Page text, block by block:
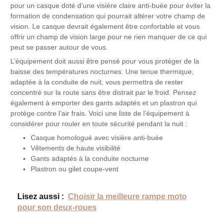
pour un casque doté d’une visière claire anti-buée pour éviter la
formation de condensation qui pourrait altérer votre champ de
vision. Le casque devrait également être confortable et vous
offrir un champ de vision large pour ne rien manquer de ce qui
peut se passer autour de vous.
L’équipement doit aussi être pensé pour vous protéger de la
baisse des températures nocturnes. Une tenue thermique,
adaptée à la conduite de nuit, vous permettra de rester
concentré sur la route sans être distrait par le froid. Pensez
également à emporter des gants adaptés et un plastron qui
protège contre l’air frais. Voici une liste de l’équipement à
considérer pour rouler en toute sécurité pendant la nuit :
Casque homologué avec visière anti-buée
Vêtements de haute visibilité
Gants adaptés à la conduite nocturne
Plastron ou gilet coupe-vent
Lisez aussi : Choisir la meilleure rampe moto
pour son deux-roues